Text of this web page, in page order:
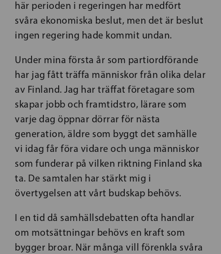
här perioden i regeringen har medfört
svåra ekonomiska beslut, men det är beslut
ingen regering hade kommit undan.
Under mina första år som partiordförande
har jag fått träffa människor från olika delar
av Finland. Jag har träffat företagare som
skapar jobb och framtidstro, lärare som
varje dag öppnar dörrar för nästa
generation, äldre som byggt det samhälle
vi idag får föra vidare och unga människor
som funderar på vilken riktning Finland ska
ta. De samtalen har stärkt mig i
övertygelsen att vårt budskap behövs.
I en tid då samhällsdebatten ofta handlar
om motsättningar behövs en kraft som
bygger broar. När många vill förenkla svåra